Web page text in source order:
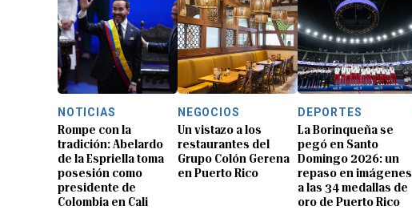
NOTICIAS
Rompe con la
tradición: Abelardo
de la Espriella toma
posesión como
presidente de
Colombia en Cali
NEGOCIOS
Un vistazo a los
restaurantes del
Grupo Colón Gerena
en Puerto Rico
DEPORTES
La Borinqueña se
pegó en Santo
Domingo 2026: un
repaso en imágenes
a las 34 medallas de
oro de Puerto Rico